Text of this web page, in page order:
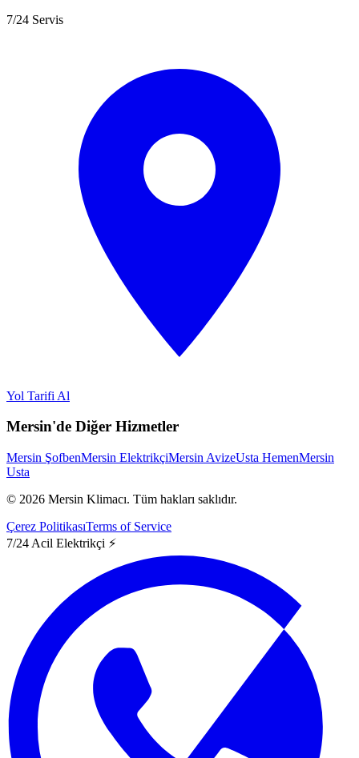
7/24 Servis
Yol Tarifi Al
Mersin'de Diğer Hizmetler
Mersin ŞofbenMersin ElektrikçiMersin AvizeUsta HemenMersin
Usta
© 2026 Mersin Klimacı. Tüm hakları saklıdır.
Çerez PolitikasıTerms of Service
7/24 Acil Elektrikçi ⚡